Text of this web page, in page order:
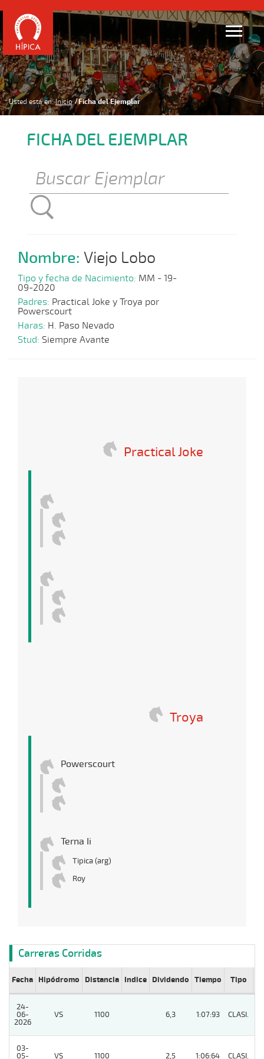
Usted está en: Inicio Ficha del Ejemplar
FICHA DEL EJEMPLAR
Nombre: Viejo Lobo
Tipo y fecha de Nacimiento: MM - 19-
09-2020
Padres: Practical Joke y Troya por
Powerscourt
Haras: H. Paso Nevado
Stud: Siempre Avante
Practical Joke
Troya
Powerscourt
Terna Ii
Tipica (arg)
Roy
Carreras Corridas
Fecha Hipódromo Distancia Indice Dividendo Tiempo Tipo
24-
06-
2026
VS 1100 6,3 1:07:93 CLASI.
03-
05-
VS 1100 2,5 1:06:64 CLASI.